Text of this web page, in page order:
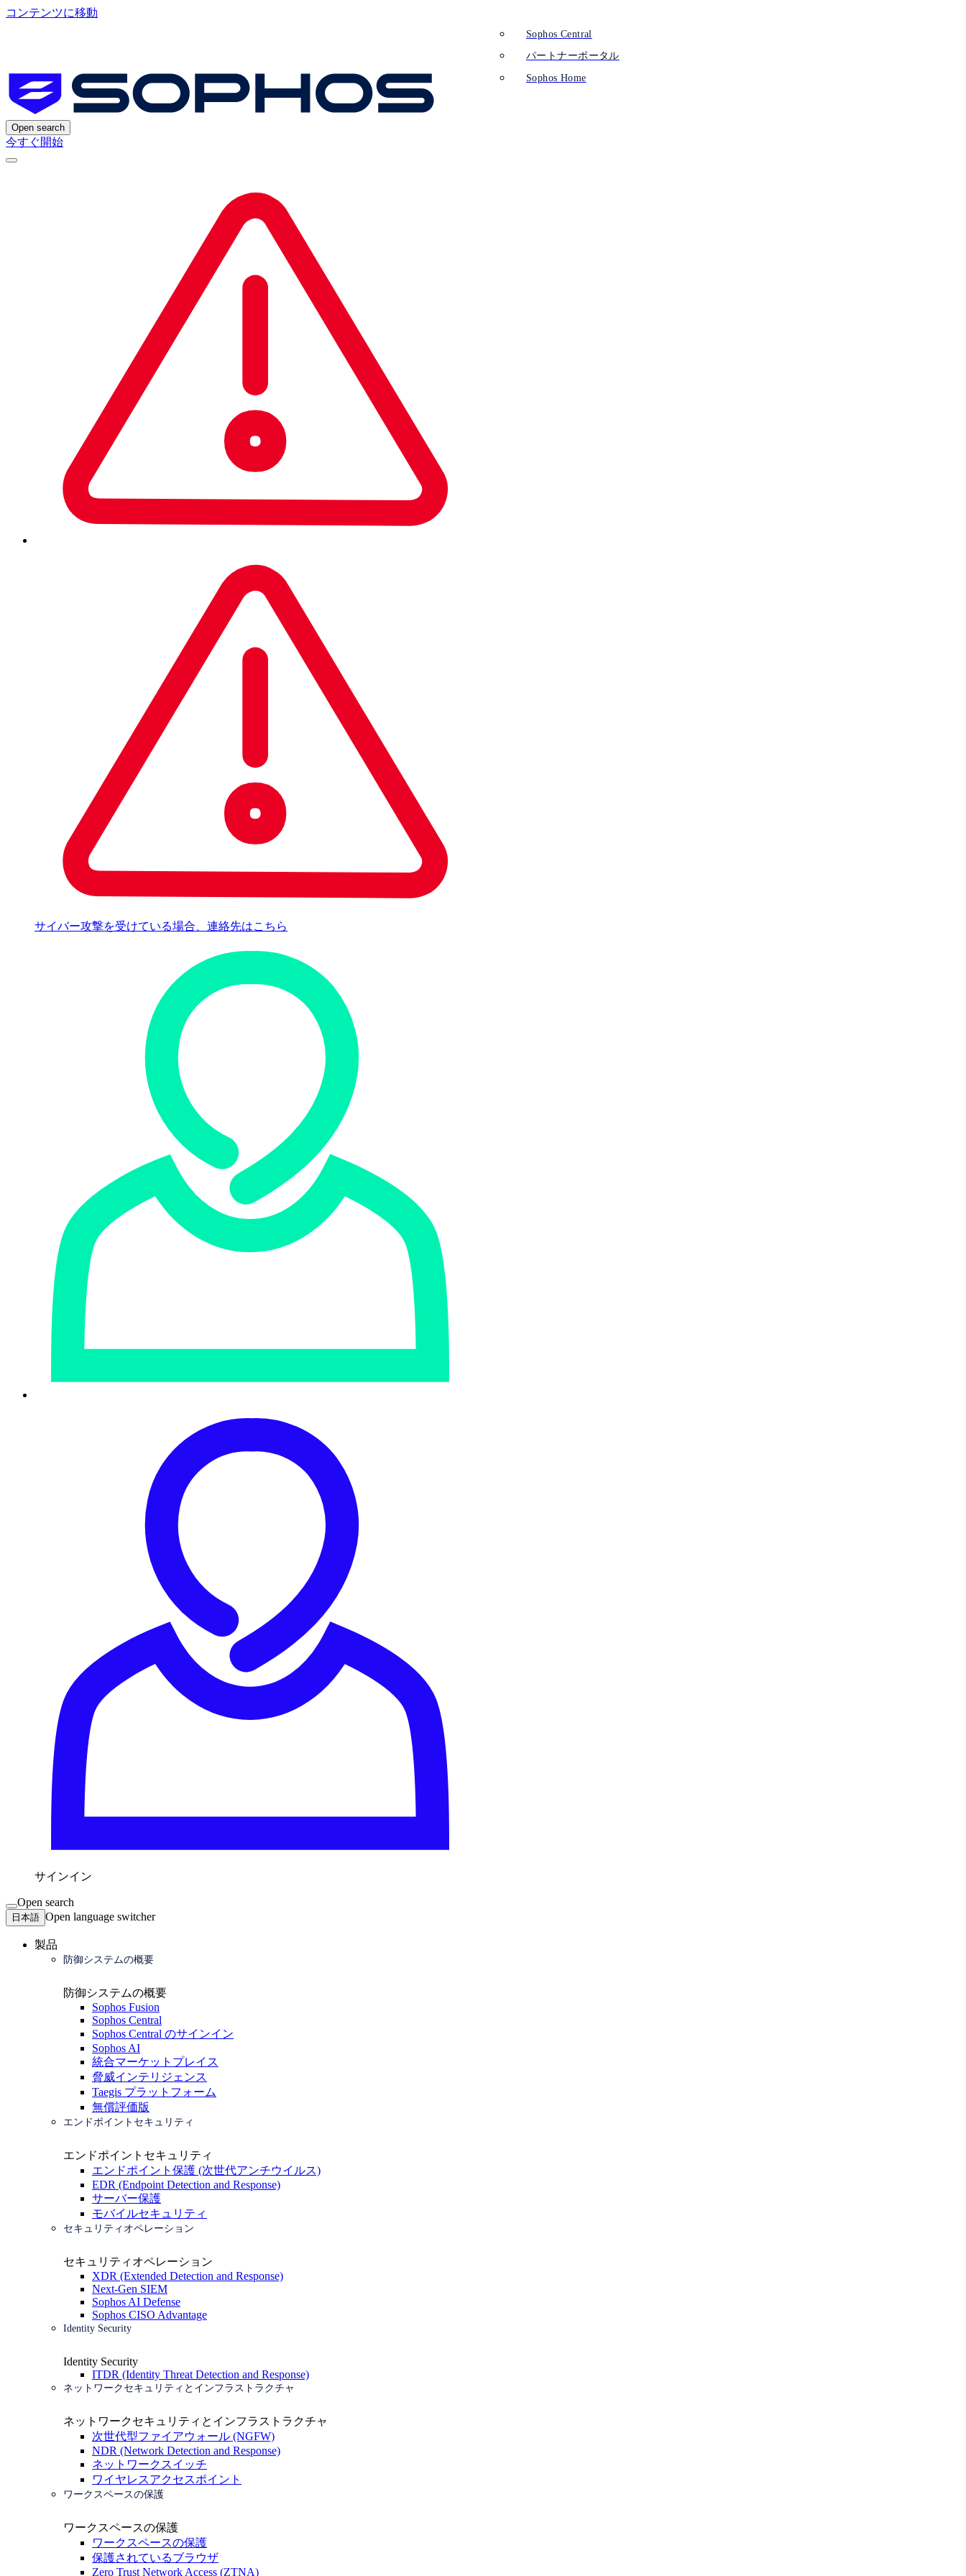
コンテンツに移動
Open search
今すぐ開始
サイバー攻撃を受けている場合、連絡先はこちら
サインイン
Sophos Central
パートナーポータル
Sophos Home
Open search
日本語 Open language switcher
製品
防御システムの概要
防御システムの概要
Sophos Fusion
Sophos Central
Sophos Central のサインイン
Sophos AI
統合マーケットプレイス
脅威インテリジェンス
Taegis プラットフォーム
無償評価版
エンドポイントセキュリティ
エンドポイントセキュリティ
エンドポイント保護 (次世代アンチウイルス)
EDR (Endpoint Detection and Response)
サーバー保護
モバイルセキュリティ
セキュリティオペレーション
セキュリティオペレーション
XDR (Extended Detection and Response)
Next-Gen SIEM
Sophos AI Defense
Sophos CISO Advantage
Identity Security
Identity Security
ITDR (Identity Threat Detection and Response)
ネットワークセキュリティとインフラストラクチャ
ネットワークセキュリティとインフラストラクチャ
次世代型ファイアウォール (NGFW)
NDR (Network Detection and Response)
ネットワークスイッチ
ワイヤレスアクセスポイント
ワークスペースの保護
ワークスペースの保護
ワークスペースの保護
保護されているブラウザ
Zero Trust Network Access (ZTNA)